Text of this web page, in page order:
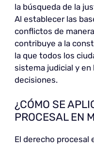
la búsqueda de la
Al establecer las
conflictos de
contribuye a la
la que todos los
sistema judicial y en
decisiones.
¿CÓMO SE
PROCESAL EN
El derecho procesal